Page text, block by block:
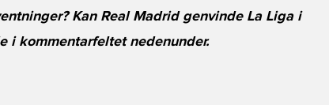
Kan Real Madrid genvinde La Liga i
i kommentarfeltet nedenunder.